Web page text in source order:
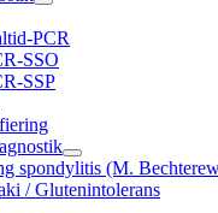
PCR
SSO
SSP
spondylitis (M.
/ Glutenintolerans